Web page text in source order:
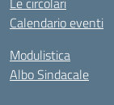
Calendario eventi
Modulistica
Albo Sindacale